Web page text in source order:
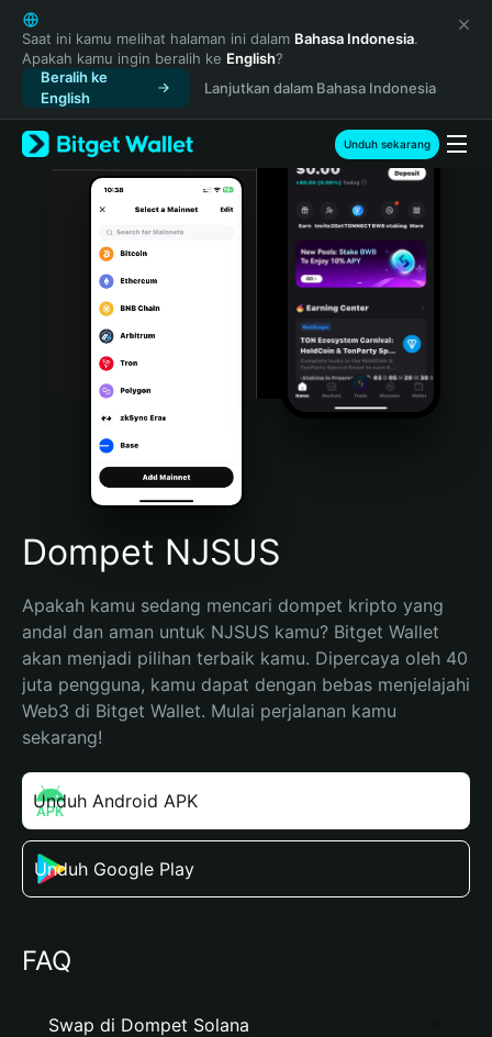
English
日本語
Tiếng Việt
Русский
Español (Latinoamérica)
Türkçe
Italiano
Português (Portugal)
Bahasa Indonesia
Português (Brasil)
Español (Argentina)
Saat ini kamu melihat halaman ini dalam Bahasa Indonesia.
Apakah kamu ingin beralih ke English?
Beralih ke
English
Lanjutkan dalam Bahasa Indonesia
Unduh sekarang
Dompet NJSUS
Apakah kamu sedang mencari dompet kripto yang
andal dan aman untuk NJSUS kamu? Bitget Wallet
akan menjadi pilihan terbaik kamu. Dipercaya oleh 40
juta pengguna, kamu dapat dengan bebas menjelajahi
Web3 di Bitget Wallet. Mulai perjalanan kamu
sekarang!
Unduh Android APK
Unduh Google Play
FAQ
Swap di Dompet Solana